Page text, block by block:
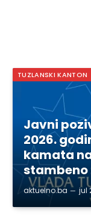
TUZLANSKI KANTON
Javni
2026.
kamata
aktuelno.ba jul